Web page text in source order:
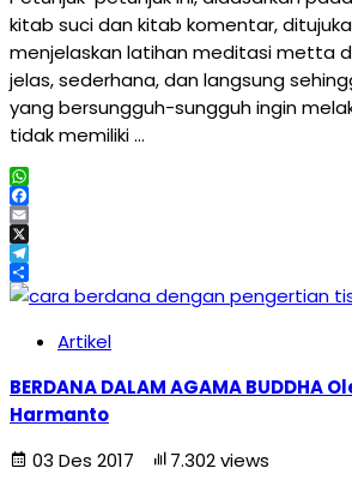
kitab suci dan kitab komentar,
menjelaskan latihan meditasi metta
jelas, sederhana, dan langsung
yang bersungguh-sungguh ingin
tidak memiliki …
WhatsApp
Facebook
Email
X
Telegram
Share
Artikel
BERDANA DALAM AGAMA BUDDHA
Harmanto
03 Des 2017
7.302 views